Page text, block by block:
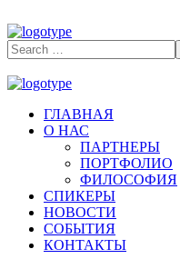
ГЛАВНАЯ
О НАС
ПАРТНЕРЫ
ПОРТФОЛИО
ФИЛОСОФИЯ
СПИКЕРЫ
НОВОСТИ
СОБЫТИЯ
КОНТАКТЫ